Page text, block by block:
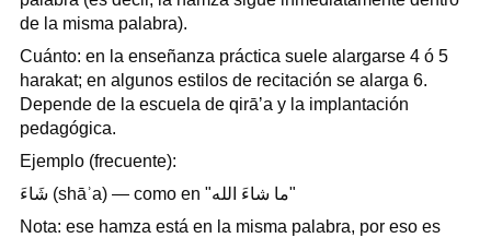
de la misma palabra).
Cuánto: en la enseñanza práctica suele alargarse 4 ó 5
harakat; en algunos estilos de recitación se alarga 6.
Depende de la escuela de qirāʼa y la implantación
pedagógica.
Ejemplo (frecuente):
شَاءَ (shāʾa) — como en "ما شاءَ الله"
Nota: ese hamza está en la misma palabra, por eso es